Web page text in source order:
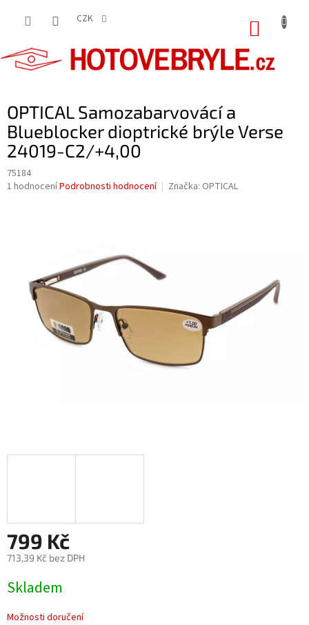
CZK
OPTICAL Samozabarvovácí a
Blueblocker dioptrické brýle Verse
24019-C2/+4,00
75184
Průměrné
hvězdiček.
1 hodnoceníPodrobnosti hodnocení Značka: OPTICAL
799 Kč
713,39 Kč bez DPH
cena:
Skladem
Možnosti doručení